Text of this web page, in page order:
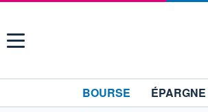
Menu
BOURSE ÉPARGNE